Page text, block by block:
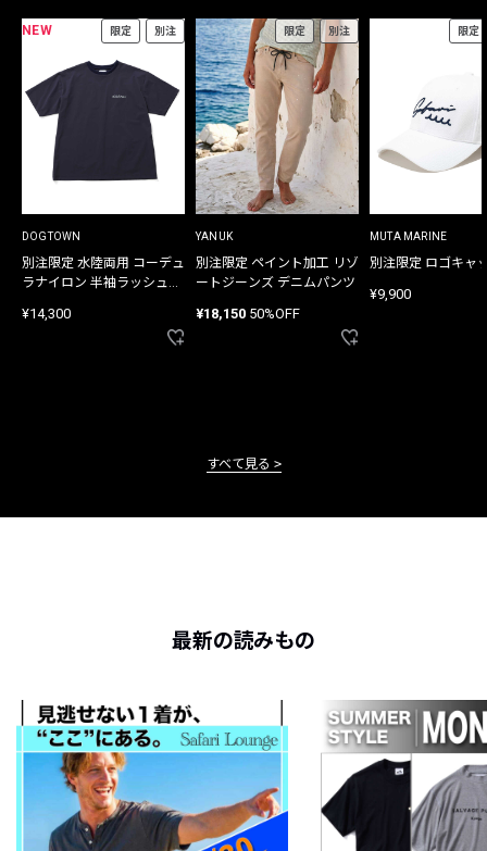
NEW 限定 別注
DOGTOWN
別注限定 水陸両用 コーデュ
ラナイロン 半袖ラッシュガ
¥14,300
限定 別注
YANUK
別注限定 ペイント加工 リゾ
ートジーンズ デニムパンツ
¥18,150 50%OFF
限定
MUTA MARINE
別注限定 ロゴキャ
¥9,900
すべて見る
最新の読みもの